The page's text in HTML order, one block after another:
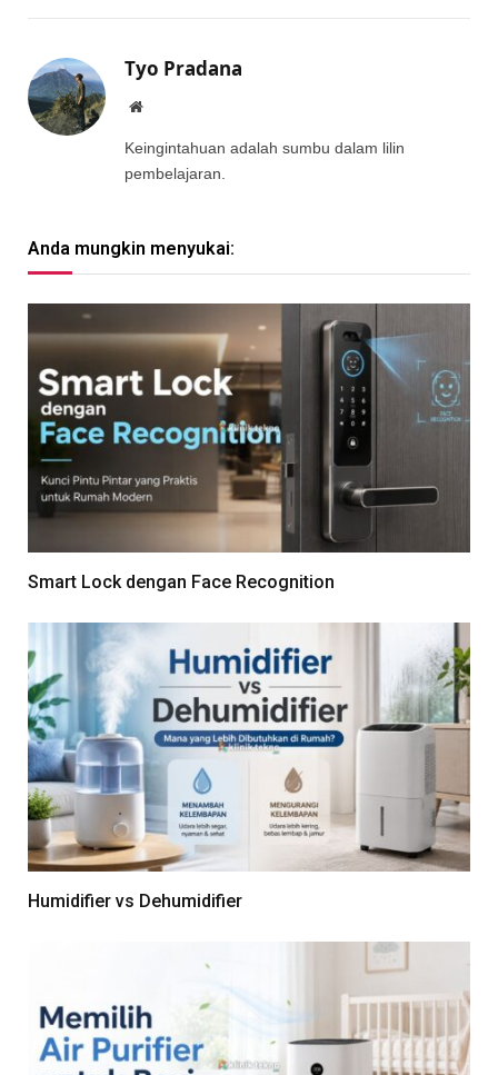
Tyo Pradana
Website
Keingintahuan adalah sumbu dalam lilin
pembelajaran.
Anda mungkin menyukai:
Smart Lock dengan Face Recognition
Humidifier vs Dehumidifier